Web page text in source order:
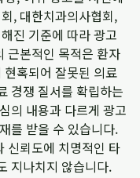
, 대한치과의사협회,
진 기준에 따라 광고
근본적인 목적은 환자
혹되어 잘못된 의료
경쟁 질서를 확립하는
의 내용과 다르게 광고
를 받을 수 있습니다.
신뢰도에 치명적인 타
지나치지 않습니다.